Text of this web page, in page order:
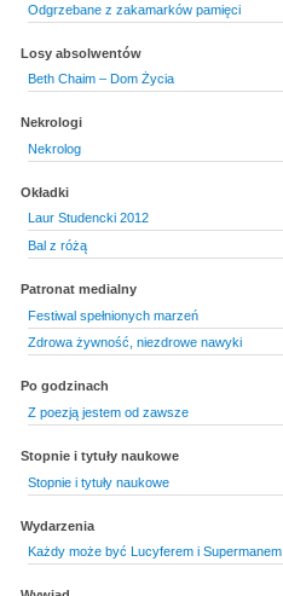
Odgrzebane z zakamarków pamięci
Losy absolwentów
Beth Chaim – Dom Życia
Nekrologi
Nekrolog
Okładki
Laur Studencki 2012
Bal z różą
Patronat medialny
Festiwal spełnionych marzeń
Zdrowa żywność, niezdrowe nawyki
Po godzinach
Z poezją jestem od zawsze
Stopnie i tytuły naukowe
Stopnie i tytuły naukowe
Wydarzenia
Każdy może być Lucyferem i Supermanem